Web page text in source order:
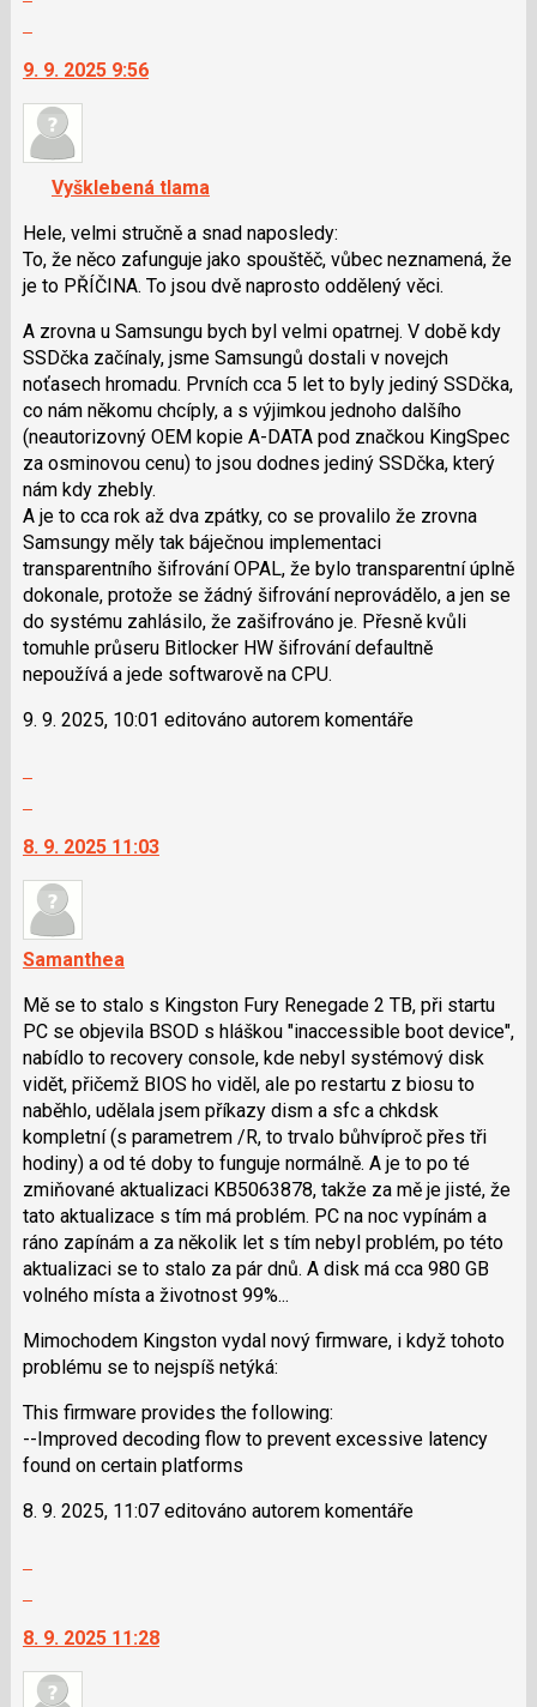
další
nový
názor.
navigaci
lze
použít
i
klávesy
pro
následující
a
P
pro
předchozí
nový
názor
9. 9. 2025 9:56
Vyšklebená tlama
Hele, velmi stručně a snad naposledy:
To, že něco zafunguje jako spouštěč, vůbec neznamená, že
je to PŘÍČINA. To jsou dvě naprosto oddělený věci.
A zrovna u Samsungu bych byl velmi opatrnej. V době kdy
SSDčka začínaly, jsme Samsungů dostali v novejch
noťasech hromadu. Prvních cca 5 let to byly jediný SSDčka,
co nám někomu chcíply, a s výjimkou jednoho dalšího
(neautorizovný OEM kopie A-DATA pod značkou KingSpec
za osminovou cenu) to jsou dodnes jediný SSDčka, který
nám kdy zhebly.
A je to cca rok až dva zpátky, co se provalilo že zrovna
Samsungy měly tak báječnou implementaci
transparentního šifrování OPAL, že bylo transparentní úplně
dokonale, protože se žádný šifrování neprovádělo, a jen se
do systému zahlásilo, že zašifrováno je. Přesně kvůli
tomuhle průseru Bitlocker HW šifrování defaultně
nepoužívá a jede softwarově na CPU.
9. 9. 2025, 10:01 editováno autorem komentáře
další
nový
názor.
navigaci
použít
i
klávesy
N
pro
následující
a
P
pro
předchozí
nový
názor
8. 9. 2025 11:03
Samanthea
Mě se to stalo s Kingston Fury Renegade 2 TB, při startu
PC se objevila BSOD s hláškou "inaccessible boot device",
nabídlo to recovery console, kde nebyl systémový disk
vidět, přičemž BIOS ho viděl, ale po restartu z biosu to
naběhlo, udělala jsem příkazy dism a sfc a chkdsk
kompletní (s parametrem /R, to trvalo bůhvíproč přes tři
hodiny) a od té doby to funguje normálně. A je to po té
zmiňované aktualizaci KB5063878, takže za mě je jisté, že
tato aktualizace s tím má problém. PC na noc vypínám a
ráno zapínám a za několik let s tím nebyl problém, po této
aktualizaci se to stalo za pár dnů. A disk má cca 980 GB
volného místa a životnost 99%...
Mimochodem Kingston vydal nový firmware, i když tohoto
problému se to nejspíš netýká:
This firmware provides the following:
--Improved decoding flow to prevent excessive latency
found on certain platforms
8. 9. 2025, 11:07 editováno autorem komentáře
další
nový
názor.
8. 9. 2025 11:28